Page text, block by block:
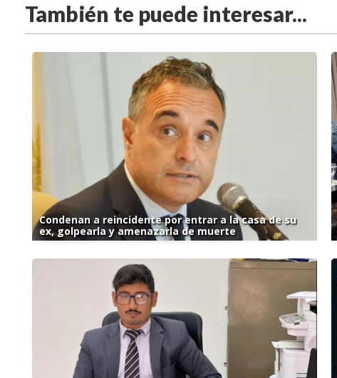
También te puede interesar...
Condenan a reincidente por entrar a la casa de su
ex, golpearla y amenazarla de muerte